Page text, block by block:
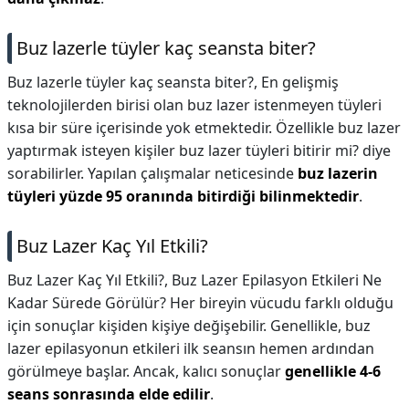
Buz lazerle tüyler kaç seansta biter?
Buz lazerle tüyler kaç seansta biter?, En gelişmiş
teknolojilerden birisi olan buz lazer istenmeyen tüyleri
kısa bir süre içerisinde yok etmektedir. Özellikle buz lazer
yaptırmak isteyen kişiler buz lazer tüyleri bitirir mi? diye
sorabilirler. Yapılan çalışmalar neticesinde buz lazerin
tüyleri yüzde 95 oranında bitirdiği bilinmektedir.
Buz Lazer Kaç Yıl Etkili?
Buz Lazer Kaç Yıl Etkili?, Buz Lazer Epilasyon Etkileri Ne
Kadar Sürede Görülür? Her bireyin vücudu farklı olduğu
için sonuçlar kişiden kişiye değişebilir. Genellikle, buz
lazer epilasyonun etkileri ilk seansın hemen ardından
görülmeye başlar. Ancak, kalıcı sonuçlargenellikle 4-6
seans sonrasında elde edilir.